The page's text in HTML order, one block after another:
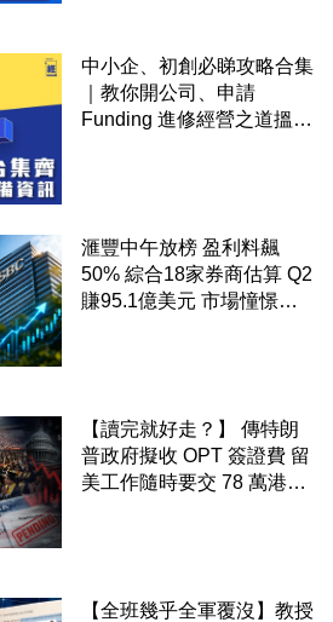
中小企、初創必睇攻略合集
｜教你開公司、申請
Funding 進修經營之道搵大
滙豐中午放榜 盈利料飆
50% 綜合18家券商估算 Q2
賺95.1億美元 市場憧憬重
【讀完就好走？】 傳特朗
普政府擬收 OPT 簽證費 留
美工作隨時要交 78 萬港元
【全班幾乎全軍覆沒】教授